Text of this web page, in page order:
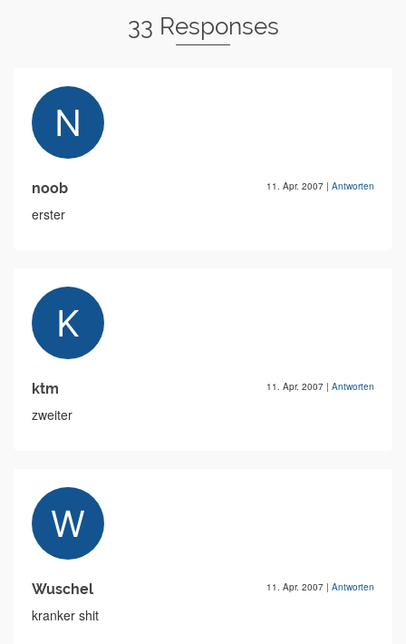
33 Responses
noob 11. Apr. 2007 | Antworten
erster
ktm 11. Apr. 2007 | Antworten
zweiter
Wuschel 11. Apr. 2007 | Antworten
kranker shit